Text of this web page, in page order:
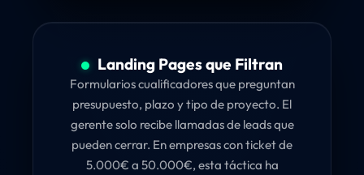
Landing Pages que Filtran
Formularios cualificadores que preguntan
presupuesto, plazo y tipo de proyecto. El
gerente solo recibe llamadas de leads que
pueden cerrar. En empresas con ticket de
5.000€ a 50.000€, esta táctica ha